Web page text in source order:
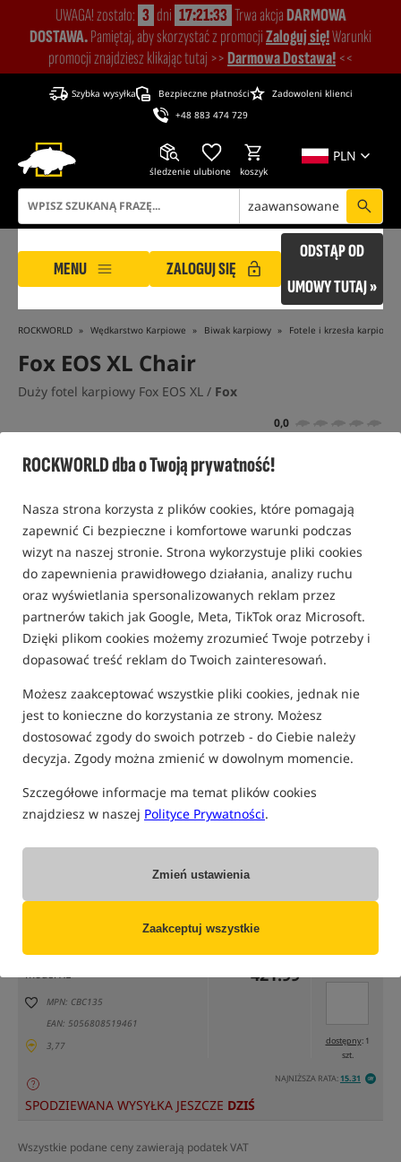
ROCKWORLD dba o Twoją prywatność!
Nasza strona korzysta z plików cookies, które pomagają
zapewnić Ci bezpieczne i komfortowe warunki podczas
wizyt na naszej stronie. Strona wykorzystuje pliki cookies
do zapewnienia prawidłowego działania, analizy ruchu
oraz wyświetlania spersonalizowanych reklam przez
partnerów takich jak Google, Meta, TikTok oraz Microsoft.
Dzięki plikom cookies możemy zrozumieć Twoje potrzeby i
dopasować treść reklam do Twoich zainteresowań.
Możesz zaakceptować wszystkie pliki cookies, jednak nie
jest to konieczne do korzystania ze strony. Możesz
dostosować zgody do swoich potrzeb - do Ciebie należy
decyzja. Zgody można zmienić w dowolnym momencie.
Szczegółowe informacje ma temat plików cookies
znajdziesz w naszej Polityce Prywatności.
Zmień ustawienia
Zaakceptuj wszystkie
UWAGA! zostało: 3 dni 17:21:32 Trwa akcjaDARMOWA
DOSTAWA.Pamiętaj, aby skorzystać z promocjiZaloguj się!Warunki
promocji znajdziesz klikając tutaj >>Darmowa Dostawa! <<
Szybka wysyłka Bezpieczne płatności
Zadowoleni klienci
+48 883 474 729
PLN
śledzenie ulubione koszyk
zaawansowane
MENU ZALOGUJ SIĘ
ODSTĄP OD
UMOWY TUTAJ »
ROCKWORLD Wędkarstwo Karpiowe Biwak karpiowy Fotele i krzesła karpiowe
Fox EOS XL Chair
Duży fotel karpiowy Fox EOS XL / Fox
0,0
(część opcji mogła zostać ukryta przez wybrany sposób filtrowania)
model XL
MPN: CBC135
EAN: 5056808519461
3,77
421.99
dostępny: 1
szt.
NAJNIŻSZA RATA:15.31
SPODZIEWANA WYSYŁKA JESZCZE DZIŚ
Wszystkie podane ceny zawierają podatek VAT